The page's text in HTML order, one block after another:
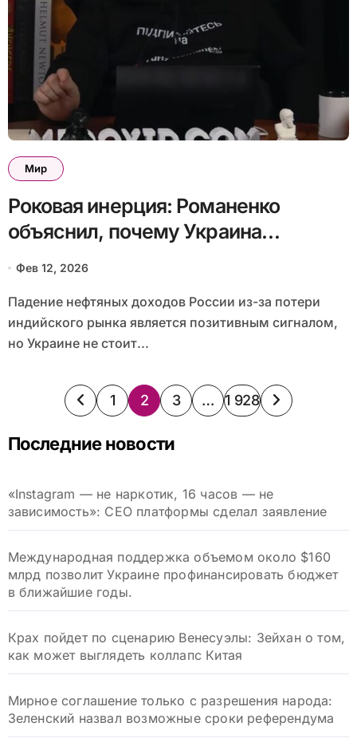
Мир
Роковая инерция: Романенко
объяснил, почему Украина
уверенно идет «польским
сценарием» и как переиграть
Россию
Фев 12, 2026
Падение нефтяных доходов России из-за потери
индийского рынка является позитивным сигналом,
но Украине не стоит...
Пагинация
1 2 3 … 1 928
Последние новости
«Instagram — не наркотик, 16 часов — не
зависимость»: CEO платформы сделал заявление
Международная поддержка объемом около $160
млрд позволит Украине профинансировать бюджет
в ближайшие годы.
Крах пойдет по сценарию Венесуэлы: Зейхан о том,
как может выглядеть коллапс Китая
Мирное соглашение только с разрешения народа:
Зеленский назвал возможные сроки референдума